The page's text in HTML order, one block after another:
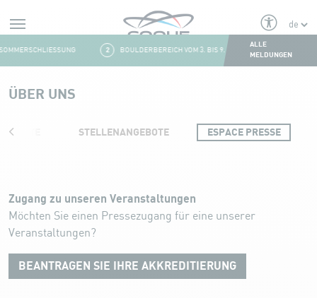
BOULDERBEREICH VOM 3. BIS 9. AUGUST GESCHLOSSEN
ALLE
MELDUNGEN
ÜBER UNS
STELLENANGEBOTE ESPACE PRESSE
Zugang zu unseren Veranstaltungen
Möchten Sie einen Pressezugang für eine unserer
Veranstaltungen?
BEANTRAGEN SIE IHRE AKKREDITIERUNG